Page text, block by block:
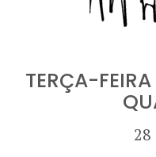
TERÇA-
28